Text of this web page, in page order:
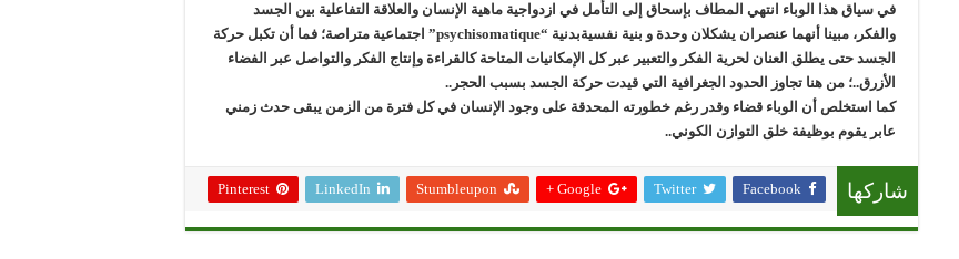
في سياق هذا الوباء انتهي المطاف بإسحاق إلى التأمل في ازدواجية ماهية الإنسان والعلاقة التفاعلية بين الجسد
والفكر، مبينا أنهما عنصران يشكلان وحدة و بنية نفسيةبدنية “psychisomatique” اجتماعية متراصة؛ فما أن تكبل حركة
الجسد حتى يطلق العنان لحرية الفكر والتعبير عبر كل الإمكانيات المتاحة كالقراءة وإنتاج الفكر والتواصل عبر الفضاء
الأزرق..؛ من هنا تجاوز الحدود الجغرافية التي قيدت حركة الجسد بسبب الحجر..
كما استخلص أن الوباء قضاء وقدر رغم خطورته المحدقة على وجود الإنسان في كل فترة من الزمن يبقى حدث زمني
عابر يقوم بوظيفة خلق التوازن الكوني..
شاركها Facebook
Twitter
Google +
Stumbleupon
LinkedIn
Pinterest